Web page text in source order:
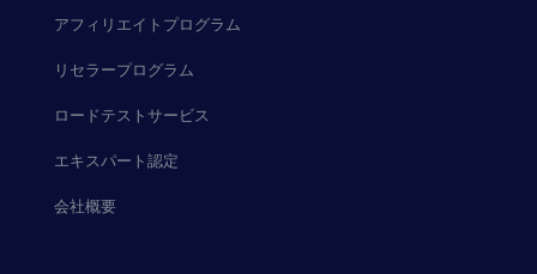
アフィリエイトプログラム
リセラープログラム
ロードテストサービス
エキスパート認定
会社概要